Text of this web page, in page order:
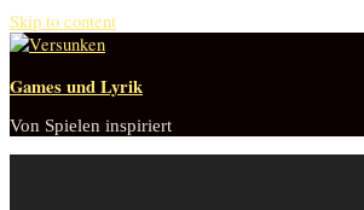
Skip to content
Games und Lyrik
Von Spielen inspiriert